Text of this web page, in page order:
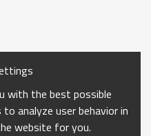
with the best possible
analyze user behavior in
website for you.